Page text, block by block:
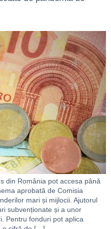
din România pot accesa până
aprobată de Comisia
mari și mijlocii. Ajutorul
subvenționate și a unor
Pentru fonduri pot aplica